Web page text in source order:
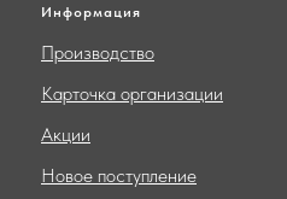
Информация
Производство
Карточка организации
Акции
Новое поступление